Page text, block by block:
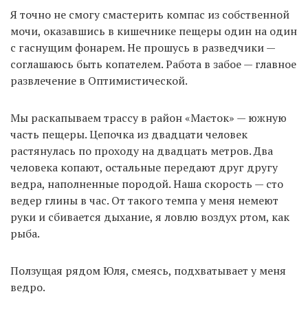
Я точно не смогу смастерить компас из собственной
мочи, оказавшись в кишечнике пещеры один на один
с гаснущим фонарем. Не прошусь в разведчики —
соглашаюсь быть копателем. Работа в забое — главное
развлечение в Оптимистической.
Мы раскапываем трассу в район «Маєток» — южную
часть пещеры. Цепочка из двадцати человек
растянулась по проходу на двадцать метров. Два
человека копают, остальные передают друг другу
ведра, наполненные породой. Наша скорость — сто
ведер глины в час. От такого темпа у меня немеют
руки и сбивается дыхание, я ловлю воздух ртом, как
рыба.
Ползущая рядом Юля, смеясь, подхватывает у меня
ведро.